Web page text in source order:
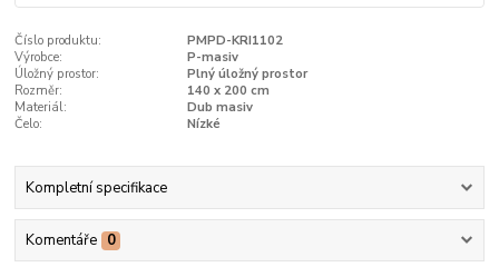
Číslo produktu:
PMPD-KRI1102
Výrobce:
P-masiv
Úložný prostor:
Plný úložný prostor
Rozměr:
140 x 200 cm
Materiál:
Dub masiv
Čelo:
Nízké
Kompletní specifikace
Komentáře 0